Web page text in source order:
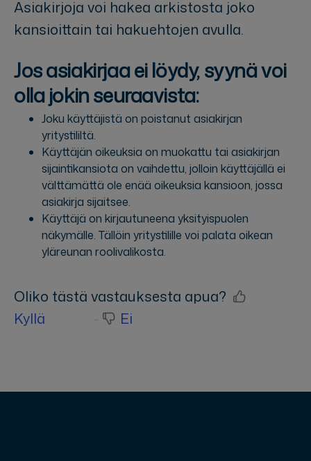
Asiakirjoja voi hakea arkistosta joko
kansioittain tai hakuehtojen avulla.
Jos asiakirjaa ei löydy, syynä voi
olla jokin seuraavista:
Joku käyttäjistä on poistanut asiakirjan
yritystililtä.
Käyttäjän oikeuksia on muokattu tai asiakirjan
sijaintikansiota on vaihdettu, jolloin käyttäjällä ei
välttämättä ole enää oikeuksia kansioon, jossa
asiakirja sijaitsee.
Käyttäjä on kirjautuneena yksityispuolen
näkymälle. Tällöin yritystilille voi palata oikean
yläreunan roolivalikosta.
Oliko tästä vastauksesta apua?
Kyllä
Ei